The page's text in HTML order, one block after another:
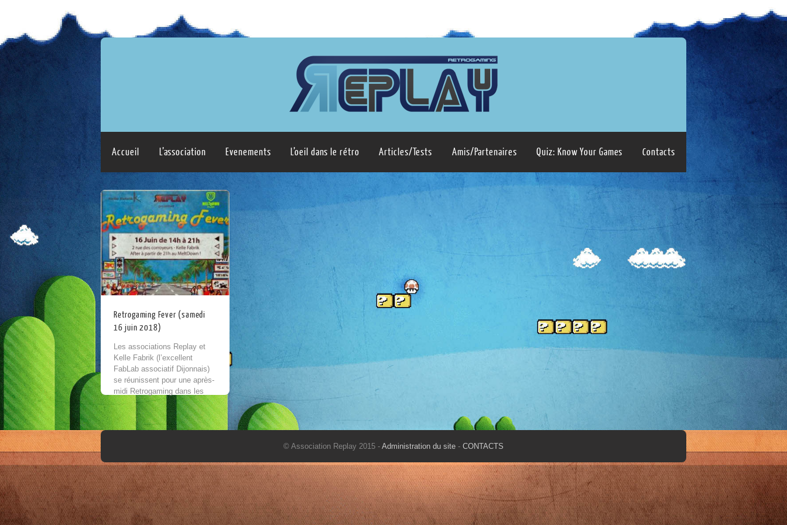
Accueil L’association Evenements L’oeil dans le rétro Articles/Tests Amis/Partenaires Quiz: Know Your Games Contacts
Retrogaming Fever (samedi
16 juin 2018)
Les associations Replay et
Kelle Fabrik (l’excellent
FabLab associatif Dijonnais)
se réunissent pour une après-
midi Retrogaming dans les
locaux du Fablab au sous sol
de la maison des associations
le...
© Association Replay 2015 - Administration du site - CONTACTS